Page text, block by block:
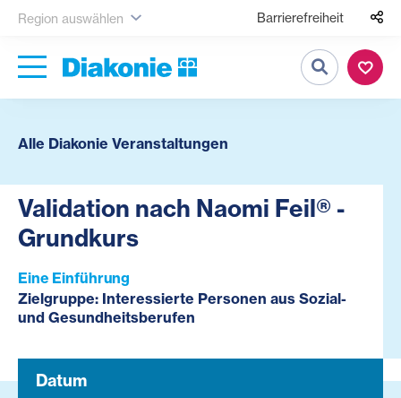
Region auswählen Barrierefreiheit
Suche
Alle Diakonie Veranstaltungen
Validation nach Naomi Feil® -
Grundkurs
Eine Einführung
Zielgruppe: Interessierte Personen aus Sozial-
und Gesundheitsberufen
Datum